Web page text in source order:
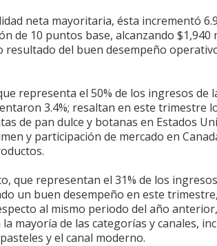
neta mayoritaria, ésta incrementó
de 10 puntos base, alcanzando $1,940
resultado del buen desempeño
representa el 50% de los ingresos de
3.4%; resaltan en este trimestre
de pan dulce y botanas en Estados
y participación de mercado en
que representan el 31% de los
un buen desempeño en este
al mismo periodo del año
mayoría de las categorías y canales,
y el canal moderno.